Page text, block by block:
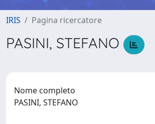
IRIS Pagina ricercatore
PASINI, STEFANO
Nome completo
PASINI, STEFANO